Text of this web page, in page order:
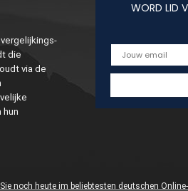
die
via de
hun
WORD LID
Sie noch heute im beliebtesten deutschen